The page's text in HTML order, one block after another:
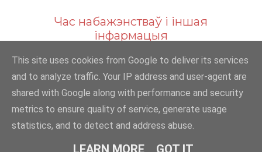
Час набажэнстваў і іншая
інфармацыя
Powered by Blogger
© 2012-2023 VšĮ „Krikščionių ortodoksų iniciatyvų centras“
This site uses cookies from Google to deliver its services
and to analyze traffic. Your IP address and user-agent are
shared with Google along with performance and security
metrics to ensure quality of service, generate usage
statistics, and to detect and address abuse.
LEARN MORE GOT IT